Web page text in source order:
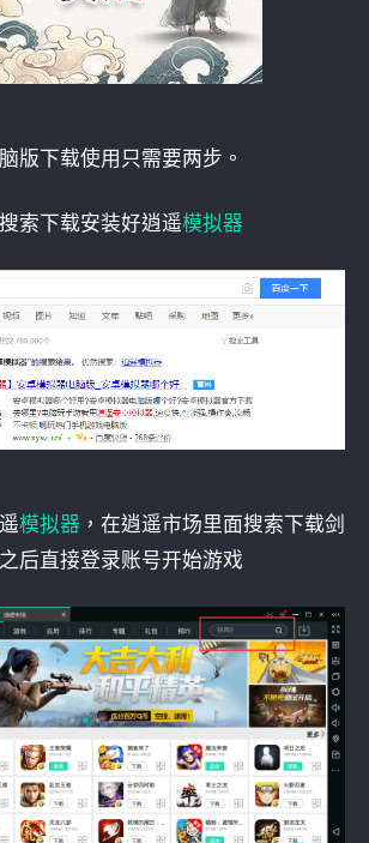
版下载使用只需要两步。
索下载安装好逍遥模拟器
模拟器 ，在逍遥市场里面搜索下载剑
后直接登录账号开始游戏